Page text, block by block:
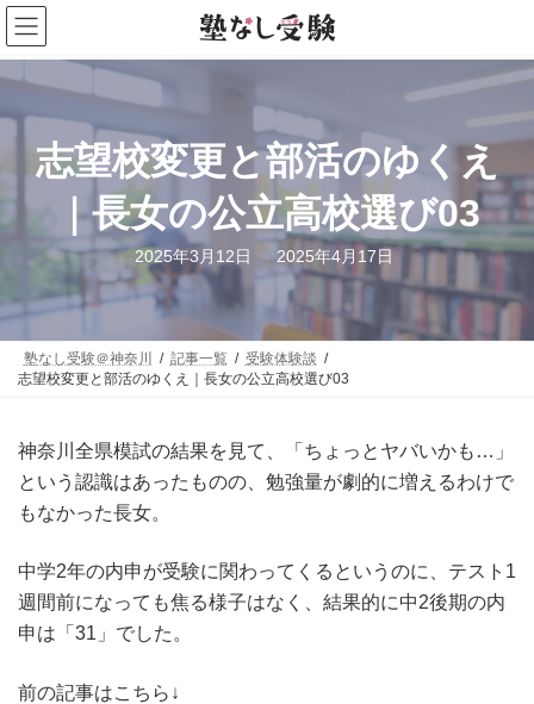
テ
ス
ゲ
ン
志望校変更と部活のゆくえ
｜長女の公立高校選び03
2025年3月12日
最
終
更
新
日
時
:
2025年4月17日
塾なし受験＠神奈川 記事一覧
受験体験談
志望校変更と部活のゆくえ｜長女の公立高校選び03
神奈川全県模試の結果を見て、「ちょっとヤバいかも…」
という認識はあったものの、勉強量が劇的に増えるわけで
もなかった長女。
中学2年の内申が受験に関わってくるというのに、テスト1
週間前になっても焦る様子はなく、結果的に中2後期の内
申は「31」でした。
前の記事はこちら↓